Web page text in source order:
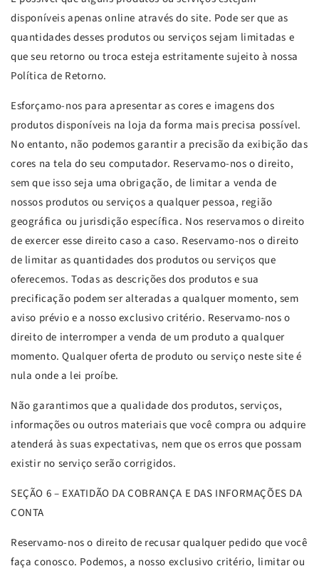
disponíveis apenas online através do site. Pode ser que as
quantidades desses produtos ou serviços sejam limitadas e
que seu retorno ou troca esteja estritamente sujeito à nossa
Política de Retorno.
Esforçamo-nos para apresentar as cores e imagens dos
produtos disponíveis na loja da forma mais precisa possível.
No entanto, não podemos garantir a precisão da exibição das
cores na tela do seu computador. Reservamo-nos o direito,
sem que isso seja uma obrigação, de limitar a venda de
nossos produtos ou serviços a qualquer pessoa, região
geográfica ou jurisdição específica. Nos reservamos o direito
de exercer esse direito caso a caso. Reservamo-nos o direito
de limitar as quantidades dos produtos ou serviços que
oferecemos. Todas as descrições dos produtos e sua
precificação podem ser alteradas a qualquer momento, sem
aviso prévio e a nosso exclusivo critério. Reservamo-nos o
direito de interromper a venda de um produto a qualquer
momento. Qualquer oferta de produto ou serviço neste site é
nula onde a lei proíbe.
Não garantimos que a qualidade dos produtos, serviços,
informações ou outros materiais que você compra ou adquire
atenderá às suas expectativas, nem que os erros que possam
existir no serviço serão corrigidos.
SEÇÃO 6 – EXATIDÃO DA COBRANÇA E DAS INFORMAÇÕES DA
CONTA
Reservamo-nos o direito de recusar qualquer pedido que você
faça conosco. Podemos, a nosso exclusivo critério, limitar ou